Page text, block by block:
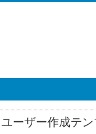
ユーザー作成テ